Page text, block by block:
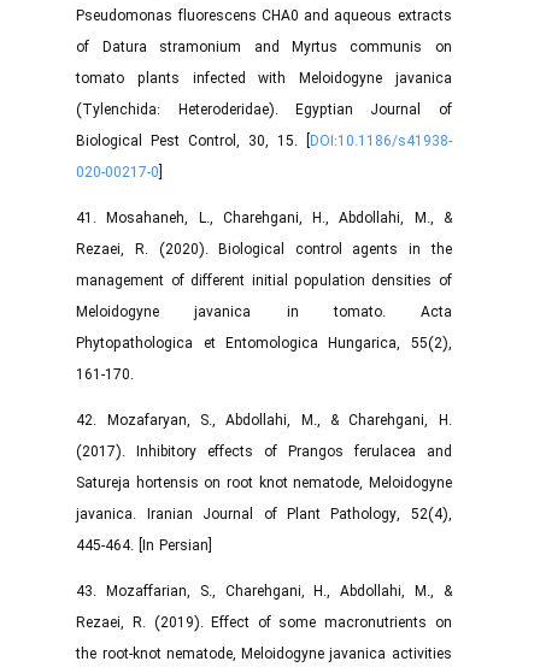
Pseudomonas fluorescens CHA0 and aqueous extracts
of Datura stramonium and Myrtus communis on
tomato plants infected with Meloidogyne javanica
(Tylenchida: Heteroderidae). Egyptian Journal of
Biological Pest Control, 30, 15. [DOI:10.1186/s41938-
020-00217-0
41. Mosahaneh, L., Charehgani, H., Abdollahi, M., &
Rezaei, R. (2020). Biological control agents in the
management of different initial population densities of
Meloidogyne javanica in tomato. Acta
Phytopathologica et Entomologica Hungarica, 55(2),
161-170.
42. Mozafaryan, S., Abdollahi, M., & Charehgani, H.
(2017). Inhibitory effects of Prangos ferulacea and
Satureja hortensis on root knot nematode, Meloidogyne
javanica. Iranian Journal of Plant Pathology, 52(4),
445-464. [In Persian]
43. Mozaffarian, S., Charehgani, H., Abdollahi, M., &
Rezaei, R. (2019). Effect of some macronutrients on
the root-knot nematode, Meloidogyne javanica activities